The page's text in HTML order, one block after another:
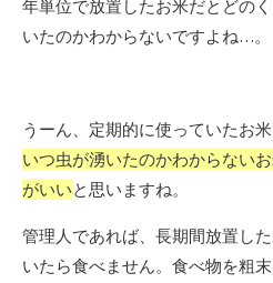
年単位で放置したお米だとどの
いたのかわからないですよね…。
うーん、定期的に使っていたお
いつ虫が湧いたのかわからない
がいいと思いますね。
管理人であれば、長期間放置し
いたら食べません。食べ物を粗